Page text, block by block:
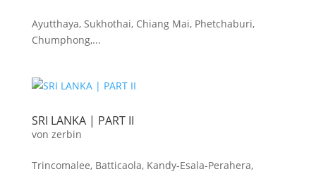
Ayutthaya, Sukhothai, Chiang Mai, Phetchaburi,
Chumphong,...
SRI LANKA | PART II
von zerbin
Trincomalee, Batticaola, Kandy-Esala-Perahera,